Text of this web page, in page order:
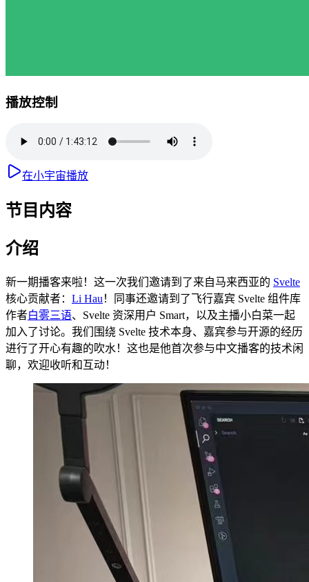
播放控制
在小宇宙播放
节目内容
介绍
新一期播客来啦！这一次我们邀请到了来自马来西亚的 Svelte
核心贡献者： Li Hau ！同事还邀请到了飞行嘉宾 Svelte 组件库
作者白雾三语、Svelte 资深用户 Smart，以及主播小白菜一起
加入了讨论。我们围绕 Svelte 技术本身、嘉宾参与开源的经历
进行了开心有趣的吹水！这也是他首次参与中文播客的技术闲
聊，欢迎收听和互动！